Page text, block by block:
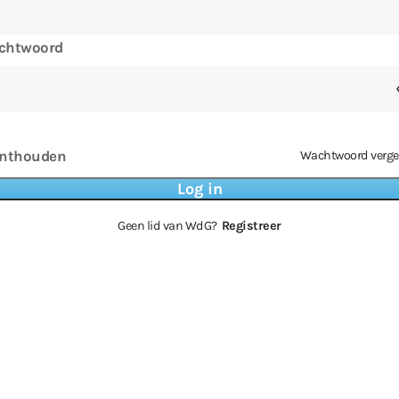
Wachtwoord
Geen lid van WdG? Registreer